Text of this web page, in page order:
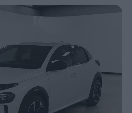
Azienda
Servizi
Marchi